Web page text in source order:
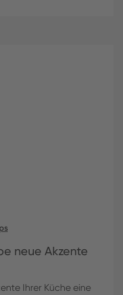
neue Akzente
Ihrer Küche eine